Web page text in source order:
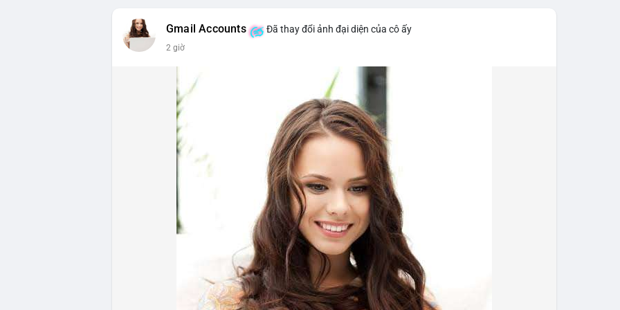
- DeFi & Công nghệ: Tổng TVL DeFi đạt 143,06 tỷ USD, gần như đứng yên (tăng 0,14%).
Ethereum dẫn đầu với 41,85 tỷ USD nhưng tốc độ tăng trưởng chậm lại. Trong khi đó, tổng
vốn hóa Stablecoin đạt 306,95 tỷ USD, cho thấy nhà đầu tư đang giữ tiền mặt chờ đợi.
BTCPay Foundation xác nhận các node Lightning bị rút tiền và đã chặn truy cập từ xa để
- Quy định & Pháp lý: Brazil công bố quy định mới có hiệu lực từ 1/1/2027, yêu cầu tạm dừng
24h đối với các giao dịch crypto trên 10.000 USD chuyển sang nhà cung cấp nước ngoài
hoặc ví tự quản. Fork BIP-110 của Bitcoin khai thác thành công 2 block rồi dừng do thiếu
hashpower, khoảng cách giữa các block kéo dài nhiều giờ.
Lời khuyên từ chuyên gia: Thị trường đang trong giai đoạn tích lũy với tâm lý sợ hãi chiếm
ưu thế. Nhà đầu tư nên tránh FOMO, tập trung quản trị rủi ro và chờ đợi tín hiệu rõ ràng hơn
từ dòng vốn ETF (tuần tốt nhất kể từ tháng 4 với 1 tỷ USD) trước khi gia tăng vị thế.
Xem chi tiết các bài viết đầy đủ tại dòng thời gian của Vlike.vn!
#feargreedindex #bip110fork #brazilcryptoregulation
Gmail Accounts Đã thay đổi ảnh đại diện của cô ấy
2 giờ